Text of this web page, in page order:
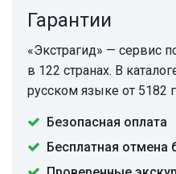
Гарантии
«Экстрагид» — сервис
в 122 странах. В
русском языке от 5182
Безопасная оплата
Бесплатная отмена